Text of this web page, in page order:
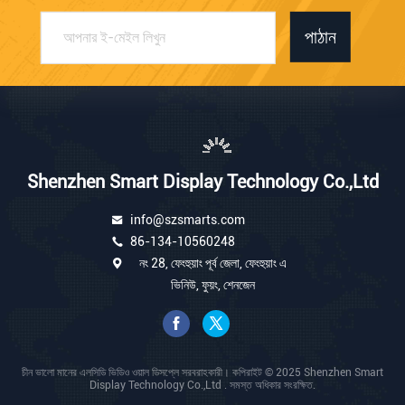
পাঠান
Shenzhen Smart Display Technology Co.,Ltd
info@szsmarts.com
86-134-10560248
নং 28, ফেংহুয়াং পূর্ব জেলা, ফেংহুয়াং এ
ভিনিউ, ফুয়ং, শেনজেন
চীন ভালো মানের এলসিডি ভিডিও ওয়াল ডিসপ্লে সরবরাহকারী। কপিরাইট © 2025 Shenzhen Smart
Display Technology Co.,Ltd . সমস্ত অধিকার সংরক্ষিত.